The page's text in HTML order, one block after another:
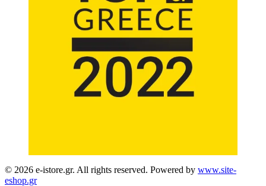
© 2026 e-istore.gr. All rights reserved. Powered by www.site-
eshop.gr